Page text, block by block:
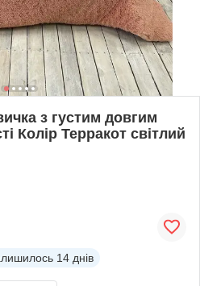
з густим довгим
Колір Терракот світлий
14 днів